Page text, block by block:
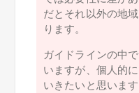
だとそれ以外の地
ります。
ガイドラインの中
いますが、個人的
いきたいと思います